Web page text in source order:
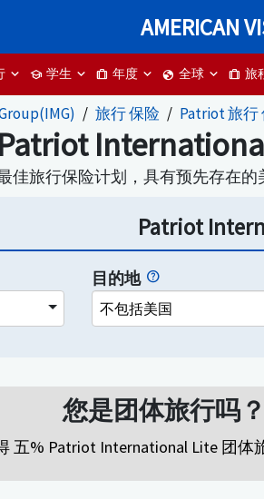
AMERICAN
school 学生 trip 年度 globe 全球 trip 旅
旅行 保险 Patriot 旅行
Patriot
佳旅行保险计划，具有预先存在
Patriot
目的地
不包括美国
您是团体旅行吗？
五% Patriot International Lite 团体